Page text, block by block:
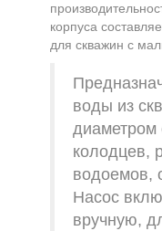
корпуса
для скважин с
воды из
диаметром
колодцев,
водоемов,
Насос
вручную,